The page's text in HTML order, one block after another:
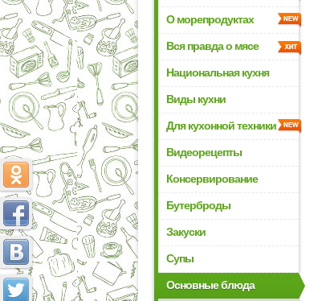
О морепродуктах
Вся правда о мясе
Национальная кухня
Виды кухни
Для кухонной техники
Видеорецепты
Консервирование
Бутерброды
Закуски
Супы
Основные блюда